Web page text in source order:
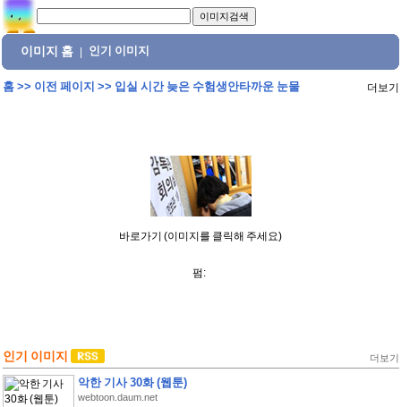
이미지 홈 인기 이미지
홈>> 이전 페이지 >> 입실 시간 늦은 수험생안타까운 눈물 더보기
바로가기 (이미지를 클릭해 주세요)
펌:
인기 이미지 더보기
악한 기사 30화 (웹툰)
webtoon.daum.net